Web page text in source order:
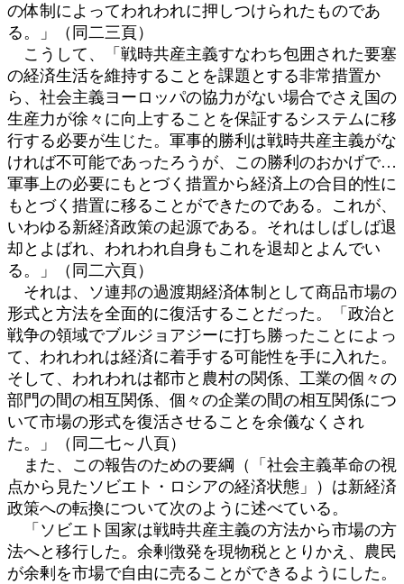
の体制によってわれわれに押しつけられたものであ
る。」（同二三頁）
こうして、「戦時共産主義すなわち包囲された要塞
の経済生活を維持することを課題とする非常措置か
ら、社会主義ヨーロッパの協力がない場合でさえ国の
生産力が徐々に向上することを保証するシステムに移
行する必要が生じた。軍事的勝利は戦時共産主義がな
ければ不可能であったろうが、この勝利のおかげで…
軍事上の必要にもとづく措置から経済上の合目的性に
もとづく措置に移ることができたのである。これが、
いわゆる新経済政策の起源である。それはしばしば退
却とよばれ、われわれ自身もこれを退却とよんでい
る。」（同二六頁）
それは、ソ連邦の過渡期経済体制として商品市場の
形式と方法を全面的に復活することだった。「政治と
戦争の領域でブルジョアジーに打ち勝ったことによっ
て、われわれは経済に着手する可能性を手に入れた。
そして、われわれは都市と農村の関係、工業の個々の
部門の間の相互関係、個々の企業の間の相互関係につ
いて市場の形式を復活させることを余儀なくされ
た。」（同二七～八頁）
また、この報告のための要綱（「社会主義革命の視
点から見たソビエト・ロシアの経済状態」）は新経済
政策への転換について次のように述べている。
「ソビエト国家は戦時共産主義の方法から市場の方
法へと移行した。余剰徴発を現物税ととりかえ、農民
が余剰を市場で自由に売ることができるようにした。